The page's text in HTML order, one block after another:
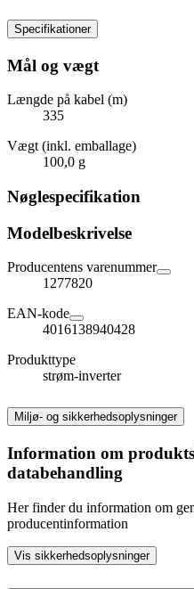
Specifikationer
Mål og vægt
Længde på kabel (m)
335
Vægt (inkl. emballage)
100,0 g
Nøglespecifikation
Modelbeskrivelse
Producentens varenummer
1277820
EAN-kode
4016138940428
Produkttype
strøm-inverter
Miljø- og sikkerhedsoplysninger
Information om
databehandling
Her finder du information om
producentinformation
Vis sikkerhedsoplysninger